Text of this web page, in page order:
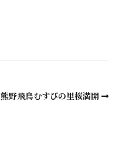
熊野飛鳥むすびの里桜満開